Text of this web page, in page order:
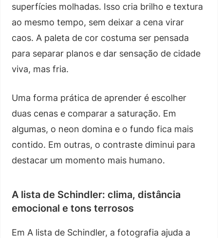
superfícies molhadas. Isso cria brilho e textura
ao mesmo tempo, sem deixar a cena virar
caos. A paleta de cor costuma ser pensada
para separar planos e dar sensação de cidade
viva, mas fria.
Uma forma prática de aprender é escolher
duas cenas e comparar a saturação. Em
algumas, o neon domina e o fundo fica mais
contido. Em outras, o contraste diminui para
destacar um momento mais humano.
A lista de Schindler: clima, distância
emocional e tons terrosos
Em A lista de Schindler, a fotografia ajuda a